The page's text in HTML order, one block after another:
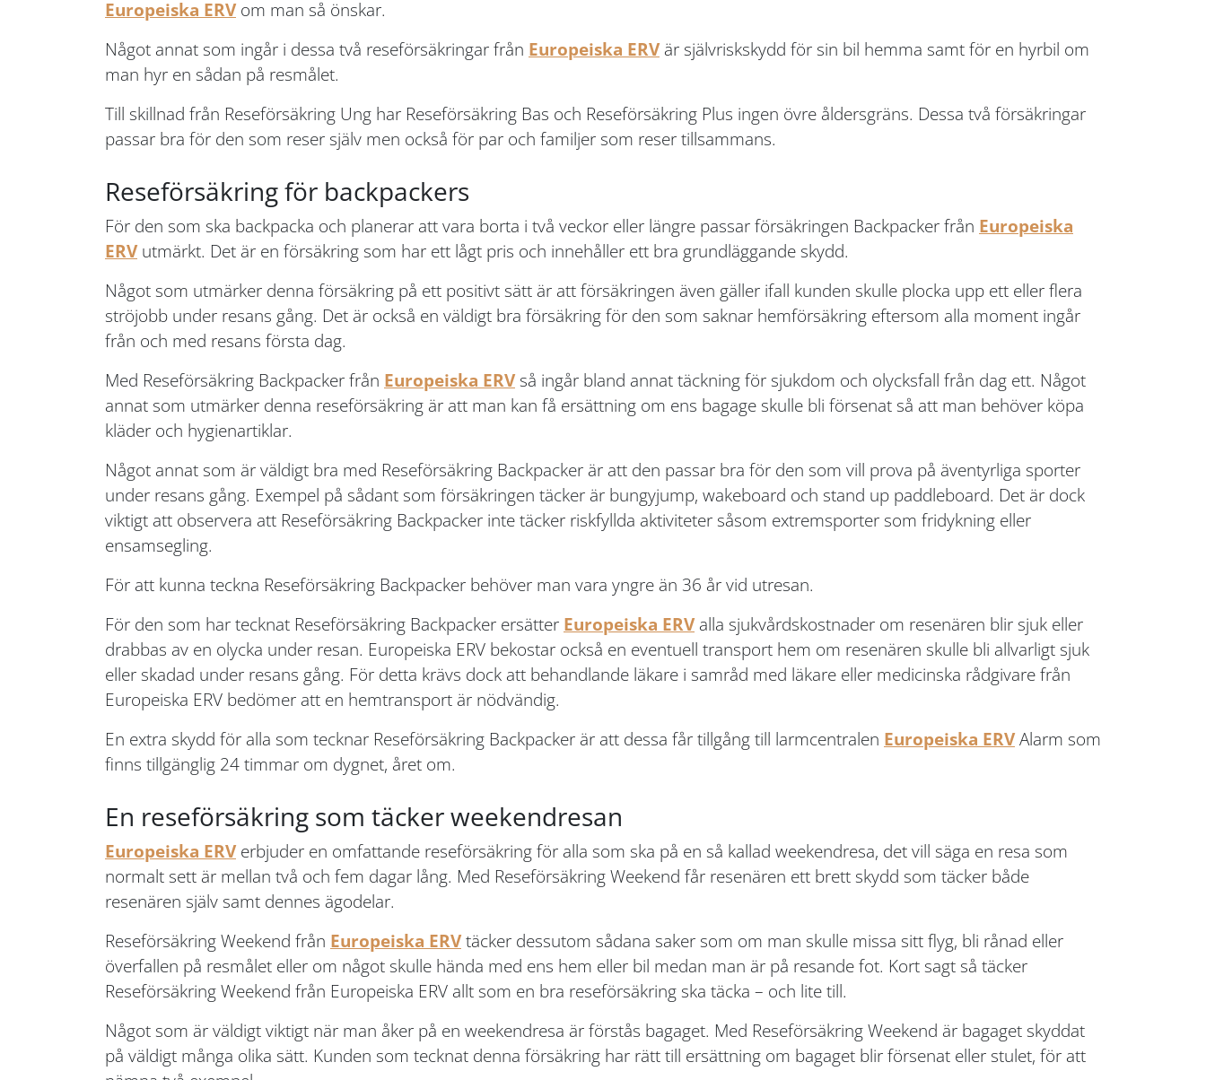
Europeiska ERVom man så önskar.
Något annat som ingår i dessa två reseförsäkringar från Europeiska ERVär självriskskydd för sin bil hemma samt för en hyrbil om
man hyr en sådan på resmålet.
Till skillnad från Reseförsäkring Ung har Reseförsäkring Bas och Reseförsäkring Plus ingen övre åldersgräns. Dessa två försäkringar
passar bra för den som reser själv men också för par och familjer som reser tillsammans.
Reseförsäkring för backpackers
För den som ska backpacka och planerar att vara borta i två veckor eller längre passar försäkringen Backpacker från Europeiska
ERVutmärkt. Det är en försäkring som har ett lågt pris och innehåller ett bra grundläggande skydd.
Något som utmärker denna försäkring på ett positivt sätt är att försäkringen även gäller ifall kunden skulle plocka upp ett eller flera
ströjobb under resans gång. Det är också en väldigt bra försäkring för den som saknar hemförsäkring eftersom alla moment ingår
från och med resans första dag.
Med Reseförsäkring Backpacker från Europeiska ERVså ingår bland annat täckning för sjukdom och olycksfall från dag ett. Något
annat som utmärker denna reseförsäkring är att man kan få ersättning om ens bagage skulle bli försenat så att man behöver köpa
kläder och hygienartiklar.
Något annat som är väldigt bra med Reseförsäkring Backpacker är att den passar bra för den som vill prova på äventyrliga sporter
under resans gång. Exempel på sådant som försäkringen täcker är bungyjump, wakeboard och stand up paddleboard. Det är dock
viktigt att observera att Reseförsäkring Backpacker inte täcker riskfyllda aktiviteter såsom extremsporter som fridykning eller
ensamsegling.
För att kunna teckna Reseförsäkring Backpacker behöver man vara yngre än 36 år vid utresan.
För den som har tecknat Reseförsäkring Backpacker ersätter Europeiska ERValla sjukvårdskostnader om resenären blir sjuk eller
drabbas av en olycka under resan. Europeiska ERV bekostar också en eventuell transport hem om resenären skulle bli allvarligt sjuk
eller skadad under resans gång. För detta krävs dock att behandlande läkare i samråd med läkare eller medicinska rådgivare från
Europeiska ERV bedömer att en hemtransport är nödvändig.
En extra skydd för alla som tecknar Reseförsäkring Backpacker är att dessa får tillgång till larmcentralen Europeiska ERVAlarm som
finns tillgänglig 24 timmar om dygnet, året om.
En reseförsäkring som täcker weekendresan
Europeiska ERVerbjuder en omfattande reseförsäkring för alla som ska på en så kallad weekendresa, det vill säga en resa som
normalt sett är mellan två och fem dagar lång. Med Reseförsäkring Weekend får resenären ett brett skydd som täcker både
resenären själv samt dennes ägodelar.
Reseförsäkring Weekend från Europeiska ERVtäcker dessutom sådana saker som om man skulle missa sitt flyg, bli rånad eller
överfallen på resmålet eller om något skulle hända med ens hem eller bil medan man är på resande fot. Kort sagt så täcker
Reseförsäkring Weekend från Europeiska ERV allt som en bra reseförsäkring ska täcka – och lite till.
Något som är väldigt viktigt när man åker på en weekendresa är förstås bagaget. Med Reseförsäkring Weekend är bagaget skyddat
på väldigt många olika sätt. Kunden som tecknat denna försäkring har rätt till ersättning om bagaget blir försenat eller stulet, för att